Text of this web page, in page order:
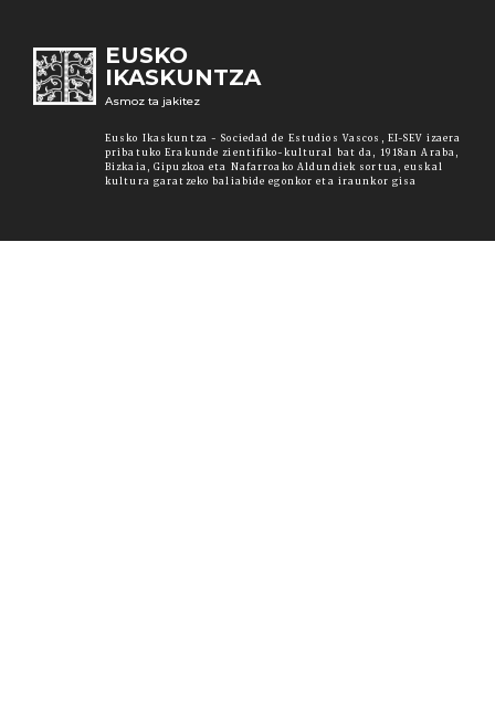
EUSKO
IKASKUNTZA
Asmoz ta jakitez
Eusko Ikaskuntza - Sociedad de Estudios Vascos, EI-SEV izaera
pribatuko Erakunde zientifiko-kultural bat da, 1918an Araba,
Bizkaia, Gipuzkoa eta Nafarroako Aldundiek sortua, euskal
kultura garatzeko baliabide egonkor eta iraunkor gisa